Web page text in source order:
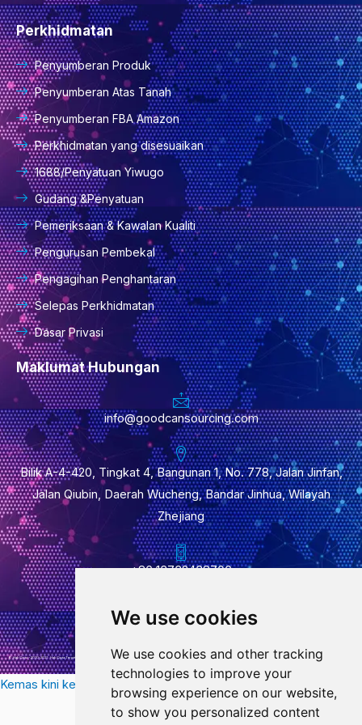
We use cookies
We use cookies and other tracking
technologies to improve your
browsing experience on our website,
to show you personalized content
Perkhidmatan
Penyumberan Produk
Penyumberan Atas Tanah
Penyumberan FBA Amazon
Perkhidmatan yang disesuaikan
1688/Penyatuan Yiwugo
Gudang &Penyatuan
Pemeriksaan & Kawalan Kualiti
Pengurusan Pembekal
Pengagihan Penghantaran
Selepas Perkhidmatan
Dasar Privasi
Maklumat Hubungan
info@goodcansourcing.com
Bilik A-4-420, Tingkat 4, Bangunan 1, No. 778, Jalan Jinfan,
Jalan Qiubin, Daerah Wucheng, Bandar Jinhua, Wilayah
Zhejiang
+86 13732438706
© Hak Cipta – 2010-2021 : Hak Cipta Terpelihara.
Kemas kini keutamaan kuki